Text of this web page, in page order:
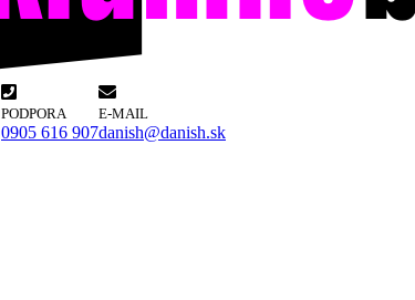
PODPORA
0905 616 907
E-MAIL
danish@danish.sk